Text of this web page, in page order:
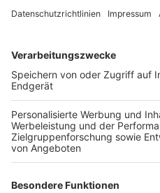
TOP-VEREINE
TOP-PARTNER